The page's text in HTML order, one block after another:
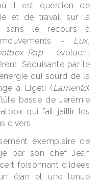
il est question de
et de travail sur la
sans le recours à
– Lux,
Rap– évoluent
Séduisante par le
qui sourd de la
à Ligeti (Lamento)
basse de Jérémie
qui fait jaillir les
divers.
exemplaire de
par son chef Jean
foisonnant d’idées
élan et une tenue